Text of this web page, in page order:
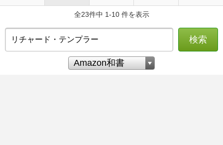
全23件中 1-10 件を表示
検索